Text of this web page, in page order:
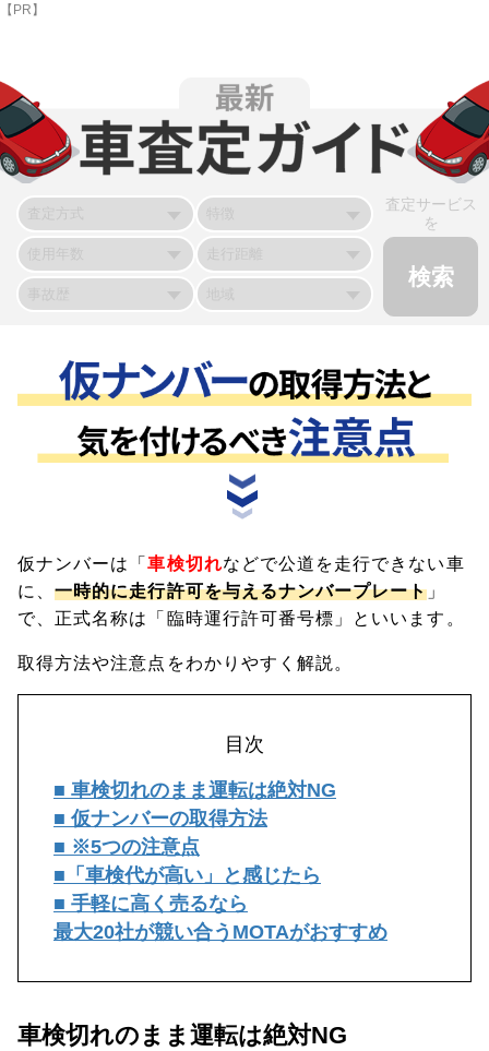
【PR】
査定サービス
を
仮ナンバーは「車検切れなどで公道を走行できない車
に、一時的に走行許可を与えるナンバープレート 」
で、正式名称は「臨時運行許可番号標」といいます。
取得方法や注意点をわかりやすく解説。
目次
■ 車検切れのまま運転は絶対NG
■ 仮ナンバーの取得方法
■ ※5つの注意点
■「車検代が高い」と感じたら
■ 手軽に高く売るなら
最大20社が競い合うMOTAがおすすめ
車検切れのまま運転は絶対NG